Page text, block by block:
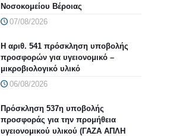
Νοσοκομείου Βέροιας
07/08/2026
Η αριθ. 541 πρόσκληση υποβολής
προσφορών για υγειονομικό –
μικροβιολογικό υλικό
06/08/2026
Πρόσκληση 537η υποβολής
προσφοράς για την προμήθεια
υγειονομικού υλικού (ΓΑΖΑ ΑΠΛΗ